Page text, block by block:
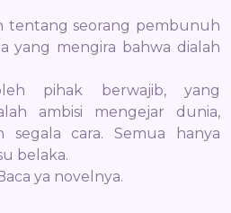
tentang seorang pembunuh
yang mengira bahwa dialah
pihak berwajib, yang
ambisi mengejar dunia,
segala cara. Semua hanya
belaka.
ya novelnya.